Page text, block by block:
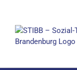
springen